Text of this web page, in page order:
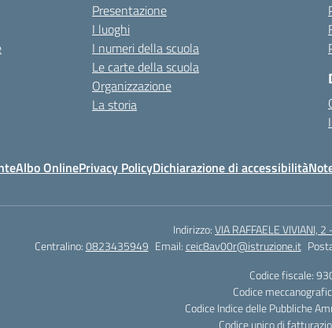
Presentazione
I luoghi
I numeri della scuola
Le carte della scuola
Organizzazione
La storia
Albo OnlinePrivacy PolicyDichiarazione di accessibilità
Indirizzo:VIA RAFFAELE VIVIANI,
Centralino:0823435949 Email:ceic8av00r@istruzione.it
Codice fiscale:
Codice
Codice Indice delle Pubbliche
Codice unico di